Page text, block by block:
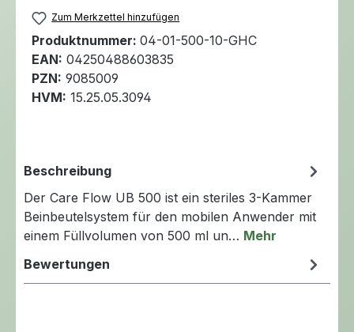
Zum Merkzettel hinzufügen
Produktnummer: 04-01-500-10-GHC
EAN: 04250488603835
PZN: 9085009
HVM: 15.25.05.3094
Beschreibung
Der Care Flow UB 500 ist ein steriles 3-Kammer
Beinbeutelsystem für den mobilen Anwender mit
einem Füllvolumen von 500 ml un… Mehr
Bewertungen